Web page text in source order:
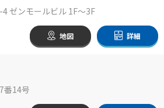
ゼンモールビル 1F～3F
地図 詳細
番14号